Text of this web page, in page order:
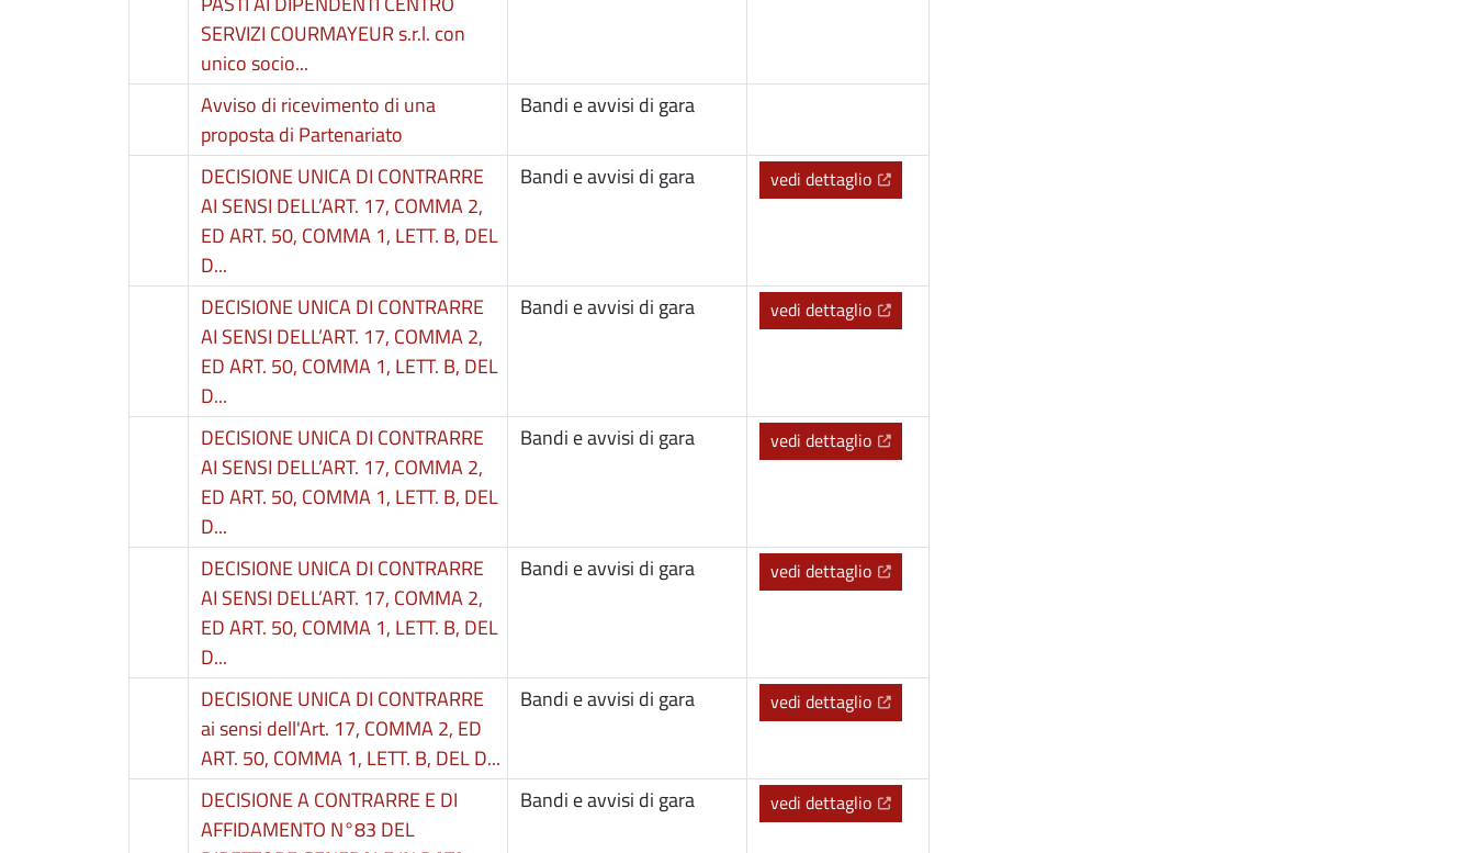
SERVIZI COURMAYEUR s.r.l. con
unico socio...
Avviso di ricevimento di una
proposta di Partenariato
Bandi e avvisi di gara
DECISIONE UNICA DI CONTRARRE
AI SENSI DELL’ART. 17, COMMA 2,
ED ART. 50, COMMA 1, LETT. B, DEL
D...
Bandi e avvisi di gara vedi dettaglio (Apre il link in una nuova scheda)
DECISIONE UNICA DI CONTRARRE
AI SENSI DELL’ART. 17, COMMA 2,
ED ART. 50, COMMA 1, LETT. B, DEL
D...
Bandi e avvisi di gara vedi dettaglio (Apre il link in una nuova scheda)
DECISIONE UNICA DI CONTRARRE
AI SENSI DELL’ART. 17, COMMA 2,
ED ART. 50, COMMA 1, LETT. B, DEL
D...
Bandi e avvisi di gara vedi dettaglio (Apre il link in una nuova scheda)
DECISIONE UNICA DI CONTRARRE
AI SENSI DELL’ART. 17, COMMA 2,
ED ART. 50, COMMA 1, LETT. B, DEL
D...
Bandi e avvisi di gara vedi dettaglio (Apre il link in una nuova scheda)
DECISIONE UNICA DI CONTRARRE
ai sensi dell'Art. 17, COMMA 2, ED
ART. 50, COMMA 1, LETT. B, DEL D...
Bandi e avvisi di gara vedi dettaglio (Apre il link in una nuova scheda)
DECISIONE A CONTRARRE E DI
AFFIDAMENTO N°83 DEL
Bandi e avvisi di gara vedi dettaglio (Apre il link in una nuova scheda)